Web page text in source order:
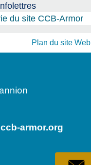
du site CCB-Armor
Plan du site Web
armor.org